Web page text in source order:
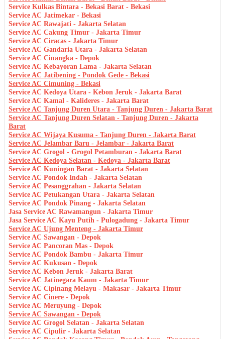
Service Kulkas Bintara - Bekasi Barat - Bekasi
Service AC Jatimekar - Bekasi
Service AC Rawajati - Jakarta Selatan
Service AC Cakung Timur - Jakarta Timur
Service AC Ciracas - Jakarta Timur
Service AC Gandaria Utara - Jakarta Selatan
Service AC Cinangka - Depok
Service AC Kebayoran Lama - Jakarta Selatan
Service AC Jatibening - Pondok Gede - Bekasi
Service AC Cimuning - Bekasi
Service AC Kedoya Utara - Kebon Jeruk - Jakarta Barat
Service AC Kamal - Kalideres - Jakarta Barat
Service AC Tanjung Duren Utara - Tanjung Duren - Jakarta Barat
Service AC Tanjung Duren Selatan - Tanjung Duren - Jakarta
Barat
Service AC Wijaya Kusuma - Tanjung Duren - Jakarta Barat
Service AC Jelambar Baru - Jelambar - Jakarta Barat
Service AC Grogol - Grogol Petamburan - Jakarta Barat
Service AC Kedoya Selatan - Kedoya - Jakarta Barat
Service AC Kuningan Barat - Jakarta Selatan
Service AC Pondok Indah - Jakarta Selatan
Service AC Pesanggrahan - Jakarta Selatan
Service AC Petukangan Utara - Jakarta Selatan
Service AC Pondok Pinang - Jakarta Selatan
Jasa Service AC Rawamangun - Jakarta Timur
Jasa Service AC Kayu Putih - Pulogadung - Jakarta Timur
Service AC Ujung Menteng - Jakarta Timur
Service AC Sawangan - Depok
Service AC Pancoran Mas - Depok
Service AC Pondok Bambu - Jakarta Timur
Service AC Kukusan - Depok
Service AC Kebon Jeruk - Jakarta Barat
Service AC Jatinegara Kaum - Jakarta Timur
Service AC Cipinang Melayu - Makasar - Jakarta Timur
Service AC Cinere - Depok
Service AC Meruyung - Depok
Service AC Sawangan - Depok
Service AC Grogol Selatan - Jakarta Selatan
Service AC Cipulir - Jakarta Selatan